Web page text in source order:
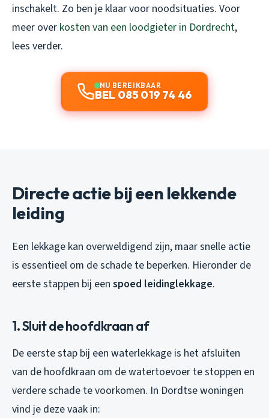
inschakelt. Zo ben je klaar voor noodsituaties. Voor
meer over kosten van een loodgieter in Dordrecht,
lees verder.
NU BEREIKBAAR
BEL 085 019 74 46
Directe actie bij een lekkende
leiding
Een lekkage kan overweldigend zijn, maar snelle actie
is essentieel om de schade te beperken. Hieronder de
eerste stappen bij een spoed leidinglekkage.
1. Sluit de hoofdkraan af
De eerste stap bij een waterlekkage is het afsluiten
van de hoofdkraan om de watertoevoer te stoppen en
verdere schade te voorkomen. In Dordtse woningen
vind je deze vaak in: